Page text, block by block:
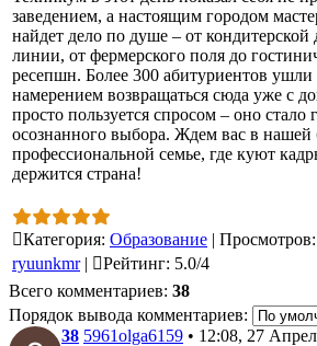
заведением, а настоящим городом
найдет дело по душе – от кондитерской
линии, от фермерского поля до
ресепшн. Более 300 абитуриентов
намерением возвращаться сюда уже с
просто пользуется спросом – оно
осознанного выбора. Ждем вас в нашей
профессиональной семье, где куют
держится страна!
Категория: Образование | Просмотров:
ryuunkmr | Рейтинг: 5.0/4
Всего комментариев: 38
Порядок вывода комментариев:
38 5961olga6159 • 12:08, 27